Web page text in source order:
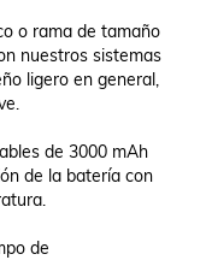
o rama de tamaño
nuestros sistemas
ligero en general,
de 3000 mAh
de la batería con
de